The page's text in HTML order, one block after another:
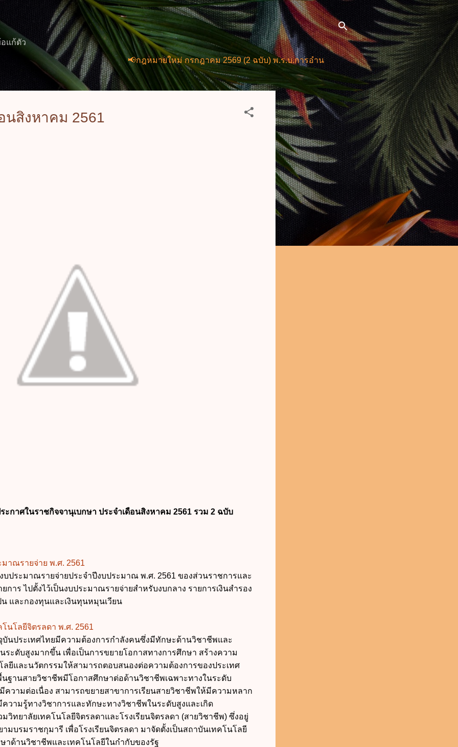
ข้ามไปที่เนื้อหาหลัก
แก้ตัว
📢กฎหมายใหม่ กรกฎาคม 2569 (2 ฉบับ) พ.ร.บ.การอำนวยการความสะดวกในการพิจารณาอนุญาตและ
นสิงหาคม 2561
ะกาศในราชกิจจานุเบกษา ประจำเดือนสิงหาคม 2561 รวม 2 ฉบับ
าณรายจ่าย พ.ศ. 2561
บประมาณรายจ่ายประจำปีงบประมาณ พ.ศ. 2561 ของส่วนราชการและ
การ ไปตั้งไว้เป็นงบประมาณรายจ่ายสำหรับงบกลาง รายการเงินสำรอง
และกองทุนและเงินทุนหมุนเวียน
นโลยีจิตรลดา พ.ศ. 2561
บันประเทศไทยมีความต้องการกำลังคนซึ่งมีทักษะด้านวิชาชีพและ
ะดับสูงมากขึ้น เพื่อเป็นการขยายโอกาสทางการศึกษา สร้างความ
ยีและนวัตกรรมให้สามารถตอบสนองต่อความต้องการของประเทศ
นฐานสายวิชาชีพมีโอกาสศึกษาต่อด้านวิชาชีพเฉพาะทางในระดับ
วามต่อเนื่อง สามารถขยายสาขาการเรียนสายวิชาชีพให้มีความหลาก
วามรู้ทางวิชาการและทักษะทางวิชาชีพในระดับสูงและเกิด
วิทยาลัยเทคโนโลยีจิตรลดาและโรงเรียนจิตรลดา (สายวิชาชีพ) ซึ่งอยู่
บรมราชกุมารี เพื่อโรงเรียนจิตรลดา มาจัดตั้งเป็นสถาบันเทคโนโลยี
าด้านวิชาชีพและเทคโนโลยีในกำกับของรัฐ